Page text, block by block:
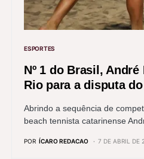
ESPORTES
Nº 1 do Brasil,
Rio para a disputa
Abrindo a sequência de
beach tennista catarinense
POR ÍCARO REDACAO 7 DE ABRIL DE